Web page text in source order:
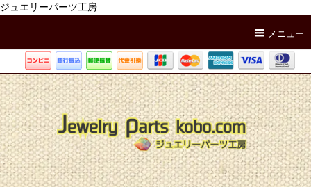
ジュエリーパーツ工房
メニュー